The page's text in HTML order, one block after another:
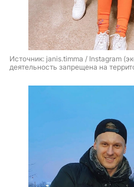
Источник: janis.timma / Instagram
деятельность запрещена на